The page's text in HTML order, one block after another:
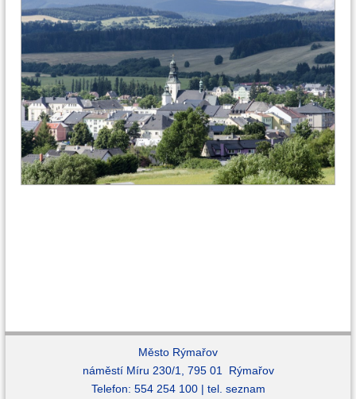
Město Rýmařov
náměstí Míru 230/1, 795 01 Rýmařov
Telefon: 554 254 100 | tel. seznam